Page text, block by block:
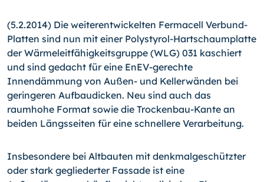
(5.2.2014) Die weiterentwickelten Fermacell Verbund-
Platten sind nun mit einer Polystyrol-Hartschaumplatte
der Wärmeleit­fähigkeitsgruppe (WLG) 031 kaschiert
und sind gedacht für ei­ne EnEV-gerechte
Innendämmung von Außen- und Kellerwän­den bei
geringeren Aufbaudicken. Neu sind auch das
raumhohe Format sowie die Trockenbau-Kante an
beiden Längsseiten für eine schnellere Verarbeitung.
Insbesondere bei Altbauten mit denkmalgeschützter
oder stark gegliederter Fassade ist eine